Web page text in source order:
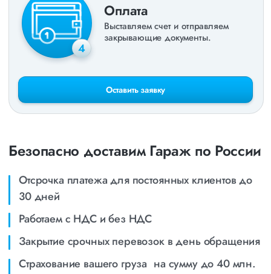
4
Оплата
Выставляем счет и отправляем
закрывающие документы.
Оставить заявку
Безопасно доставим Гараж по России
Отсрочка платежа для постоянных клиентов до
30 дней
Работаем с НДС и без НДС
Закрытие срочных перевозок в день обращения
Страхование вашего груза на сумму до 40 млн.